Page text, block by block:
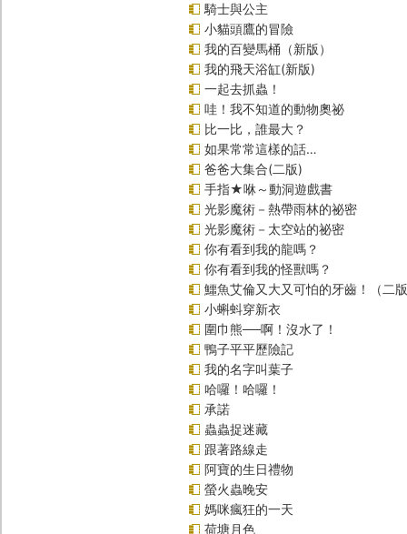
騎士與公主
小貓頭鷹的冒險
我的百變馬桶（新版）
我的飛天浴缸(新版)
一起去抓蟲！
哇！我不知道的動物奧祕
比一比，誰最大？
如果常常這樣的話…
爸爸大集合(二版)
手指★咻～動洞遊戲書
光影魔術－熱帶雨林的祕密
光影魔術－太空站的祕密
你有看到我的龍嗎？
你有看到我的怪獸嗎？
鱷魚艾倫又大又可怕的牙齒！（二
小蝌蚪穿新衣
圍巾熊──啊！沒水了！
鴨子平平歷險記
我的名字叫葉子
哈囉！哈囉！
承諾
蟲蟲捉迷藏
跟著路線走
阿寶的生日禮物
螢火蟲晚安
媽咪瘋狂的一天
荷塘月色